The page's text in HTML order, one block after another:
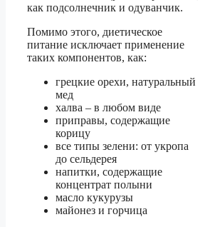
как подсолнечник и одуванчик.
Помимо этого, диетическое
питание исключает применение
таких компонентов, как:
грецкие орехи, натуральный
мед
халва – в любом виде
приправы, содержащие
корицу
все типы зелени: от укропа
до сельдерея
напитки, содержащие
концентрат полыни
масло кукурузы
майонез и горчица